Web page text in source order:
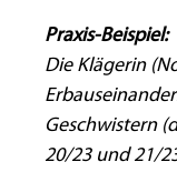
Praxis-Beispiel:
Die Klägerin
Geschwistern
20/23 und 21/